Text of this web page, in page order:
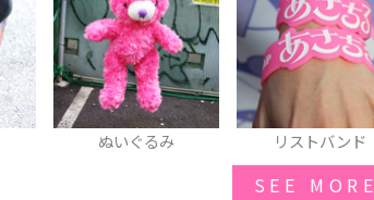
リストバンド 厚底スニーカー
SEE MORE